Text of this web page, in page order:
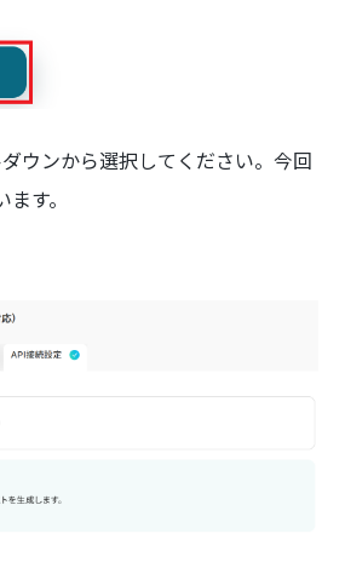
ウンから選択してください。今回
す。